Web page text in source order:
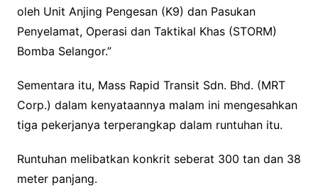
oleh Unit Anjing Pengesan (K9) dan Pasukan
Penyelamat, Operasi dan Taktikal Khas (STORM)
Bomba Selangor.”
Sementara itu, Mass Rapid Transit Sdn. Bhd. (MRT
Corp.) dalam kenyataannya malam ini mengesahkan
tiga pekerjanya terperangkap dalam runtuhan itu.
Runtuhan melibatkan konkrit seberat 300 tan dan 38
meter panjang.